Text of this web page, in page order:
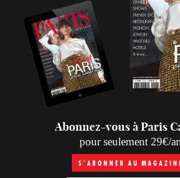
Abonnez-vous à Paris
pour seulement 29€/
S’ABONNER AU